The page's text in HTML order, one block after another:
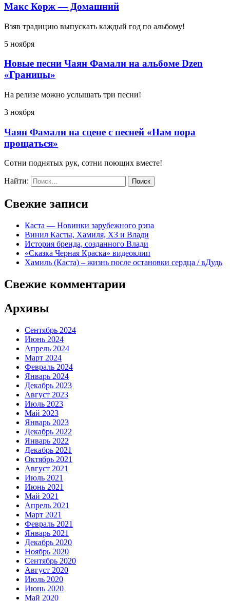
Макс Корж — Домашний
Взяв традицию выпускать каждый год по альбому!
5 ноября
Новые песни Чаян Фамали на альбоме Dzen
«Границы»
На релизе можно услышать три песни!
3 ноября
Чаян Фамали на сцене с песней «Нам пора
прощаться»
Сотни поднятых рук, сотни поющих вместе!
Найти:
Свежие записи
Каста — Новинки зарубежного рэпа
Винил Касты, Хамиля, ХЗ и Влади
История бренда, созданного Влади
«Сказка Черная Краска» видеоклип
Хамиль (Каста) – жизнь после остановки сердца / вДудь
Свежие комментарии
Архивы
Сентябрь 2024
Июнь 2024
Апрель 2024
Март 2024
Февраль 2024
Январь 2024
Декабрь 2023
Август 2023
Июль 2023
Май 2023
Январь 2023
Декабрь 2022
Январь 2022
Декабрь 2021
Октябрь 2021
Август 2021
Июль 2021
Июнь 2021
Май 2021
Апрель 2021
Март 2021
Февраль 2021
Январь 2021
Декабрь 2020
Ноябрь 2020
Сентябрь 2020
Август 2020
Июль 2020
Июнь 2020
Май 2020